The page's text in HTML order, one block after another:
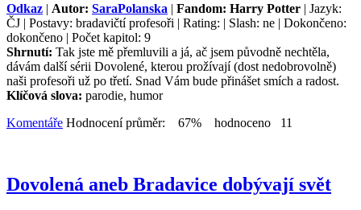
Odkaz | Autor: SaraPolanska | Fandom: Harry Potter | Jazyk:
ČJ | Postavy: bradavičtí profesoři | Rating: | Slash: ne | Dokončeno:
dokončeno | Počet kapitol: 9
Shrnutí: Tak jste mě přemluvili a já, ač jsem původně nechtěla,
dávám další sérii Dovolené, kterou prožívají (dost nedobrovolně)
naši profesoři už po třetí. Snad Vám bude přinášet smích a radost.
Klíčová slova: parodie, humor
Komentáře Hodnocení průměr: 67% hodnoceno 11
Dovolená aneb Bradavice dobývají svět